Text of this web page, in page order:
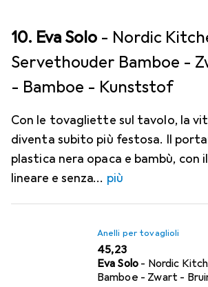
10. Eva Solo - Nordic
Servethouder Bamboe -
- Bamboe - Kunststof
Con le tovagliette sul tavolo, la
diventa subito più festosa. Il
plastica nera opaca e bambù, con
lineare e senza
più
Anelli per tovaglioli
EUR
45,23
Eva Solo - Nordic
Bamboe - Zwart -